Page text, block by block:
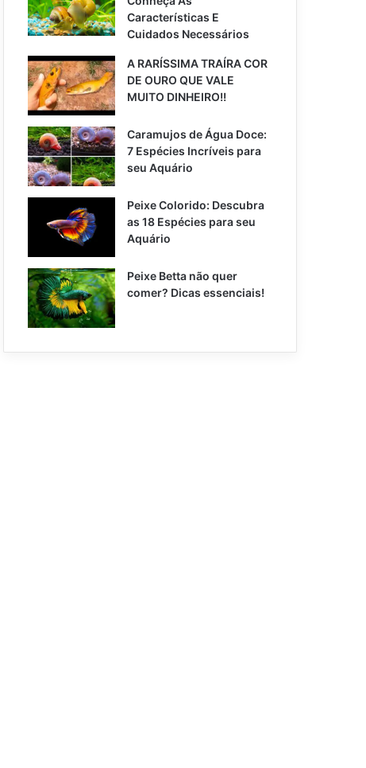
Características E
Cuidados Necessários
A RARÍSSIMA TRAÍRA COR
DE OURO QUE VALE
MUITO DINHEIRO!!
Caramujos de Água Doce:
7 Espécies Incríveis para
seu Aquário
Peixe Colorido: Descubra
as 18 Espécies para seu
Aquário
Peixe Betta não quer
comer? Dicas essenciais!